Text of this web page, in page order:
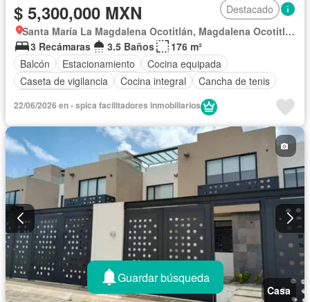
$ 5,300,000 MXN
Destacado
Santa María La Magdalena Ocotitlán, Magdalena Ocotitlán
3 Recámaras
3.5 Baños
176 m²
Balcón
Estacionamiento
Cocina equipada
Caseta de vigilancia
Cocina integral
Cancha de tenis
22/06/2026 en - spica facilitadores inmobiliarios
Casa
Guardar búsqueda